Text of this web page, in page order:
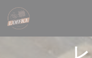
クッキー利用の管理につい